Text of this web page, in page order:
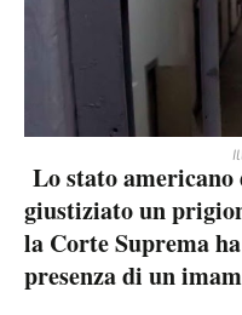
Lo stato
giustiziato un
la Corte Suprema
presenza di un